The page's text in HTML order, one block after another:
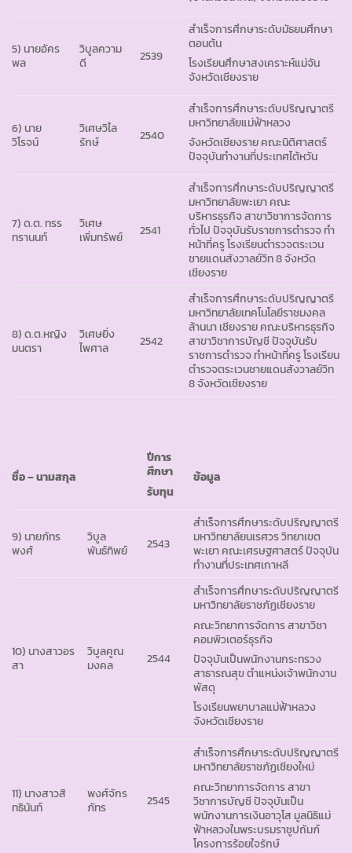
5) นายอัคร
พล
วิบูลความ
ดี
2539
สำเร็จการศึกษาระดับมัธยมศึกษา
ตอนต้น
โรงเรียนศึกษาสงเคราะห์แม่จัน
จังหวัดเชียงราย
6) นาย
วิโรจน์
วิเศษวิไล
รักษ์
2540
สำเร็จการศึกษาระดับปริญญาตรี
มหาวิทยาลัยแม่ฟ้าหลวง
จังหวัดเชียงราย คณะนิติศาสตร์
ปัจจุบันทำงานที่ประเทศไต้หวัน
7) ด.ต. ทรร
ทรานนท์
วิเศษ
เพิ่มทรัพย์
2541
สำเร็จการศึกษาระดับปริญญาตรี
มหาวิทยาลัยพะเยา คณะ
บริหารธุรกิจ สาขาวิชาการจัดการ
ทั่วไป ปัจจุบันรับราชการตำรวจ ทำ
หน้าที่ครู โรงเรียนตำรวจตระเวน
ชายแดนสังวาลย์วิท 8 จังหวัด
เชียงราย
8) ด.ต.หญิง
มนตรา
วิเศษยิ่ง
ไพศาล
2542
สำเร็จการศึกษาระดับปริญญาตรี
มหาวิทยาลัยเทคโนโลยีราชมงคล
ล้านนา เชียงราย คณะบริหารธุรกิจ
สาขาวิชาการบัญชี ปัจจุบันรับ
ราชการตำรวจ ทำหน้าที่ครู โรงเรียน
ตำรวจตระเวนชายแดนสังวาลย์วิท
8 จังหวัดเชียงราย
ชื่อ – นามสกุล
ปีการ
ศึกษา
รับทุน
ข้อมูล
9) นายภัทร
พงศ์
วิบูล
พันธ์ทิพย์
2543
สำเร็จการศึกษาระดับปริญญาตรี
มหาวิทยาลัยนเรศวร วิทยาเขต
พะเยา คณะเศรษฐศาสตร์ ปัจจุบัน
ทำงานที่ประเทศเกาหลี
10) นางสาวอร
สา
วิบูลคูณ
มงคล
2544
สำเร็จการศึกษาระดับปริญญาตรี
มหาวิทยาลัยราชภัฏเชียงราย
คณะวิทยาการจัดการ สาขาวิชา
คอมพิวเตอร์ธุรกิจ
ปัจจุบันเป็นพนักงานกระทรวง
สาธารณสุข ตำแหน่งเจ้าพนักงาน
พัสดุ
โรงเรียนพยาบาลแม่ฟ้าหลวง
จังหวัดเชียงราย
11) นางสาวสิ
ทธินันท์
พงศ์จักร
ภัทร
2545
สำเร็จการศึกษาระดับปริญญาตรี
มหาวิทยาลัยราชภัฏเชียงใหม่
คณะวิทยาการจัดการ สาขา
วิชาการบัญชี ปัจจุบันเป็น
พนักงานการเงินอาวุโส มูลนิธิแม่
ฟ้าหลวงในพระบรมราชูปถัมภ์
โครงการร้อยใจรักษ์